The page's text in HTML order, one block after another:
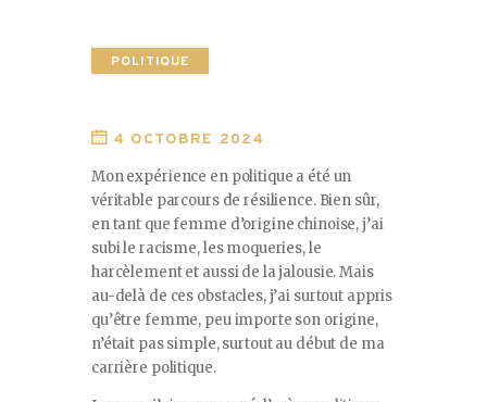
POLITIQUE
4 OCTOBRE 2024
Mon expérience en politique a été un
véritable parcours de résilience. Bien sûr,
en tant que femme d’origine chinoise, j’ai
subi le racisme, les moqueries, le
harcèlement et aussi de la jalousie. Mais
au-delà de ces obstacles, j’ai surtout appris
qu’être femme, peu importe son origine,
n’était pas simple, surtout au début de ma
carrière politique.